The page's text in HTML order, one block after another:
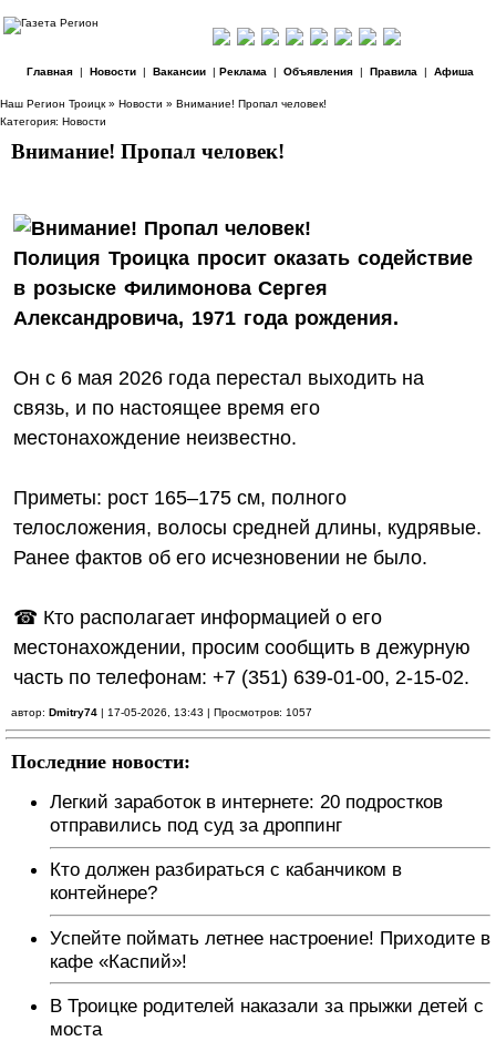
Главная| Новости| Вакансии| Реклама | Объявления| Правила | Афиша
Наш Регион Троицк » Новости » Внимание! Пропал человек!
Категория: Новости
Внимание! Пропал человек!
Полиция Троицка просит оказать содействие
в розыске Филимонова Сергея
Александровича, 1971 года рождения.
Он с 6 мая 2026 года перестал выходить на
связь, и по настоящее время его
местонахождение неизвестно.
Приметы: рост 165–175 см, полного
телосложения, волосы средней длины, кудрявые.
Ранее фактов об его исчезновении не было.
☎ Кто располагает информацией о его
местонахождении, просим сообщить в дежурную
часть по телефонам: +7 (351) 639-01-00, 2-15-02.
автор: Dmitry74 | 17-05-2026, 13:43 | Просмотров: 1057
Последние новости:
Легкий заработок в интернете: 20 подростков
отправились под суд за дроппинг
Кто должен разбираться с кабанчиком в
контейнере?
Успейте поймать летнее настроение! Приходите в
кафе «Каспий»!
В Троицке родителей наказали за прыжки детей с
моста